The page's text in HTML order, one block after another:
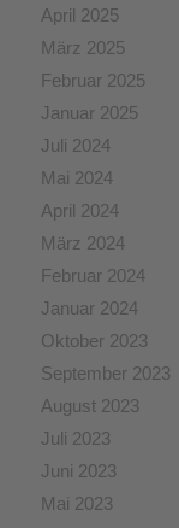
April 2025
März 2025
Februar 2025
Januar 2025
Juli 2024
Mai 2024
April 2024
März 2024
Februar 2024
Januar 2024
Oktober 2023
September 2023
August 2023
Juli 2023
Juni 2023
Mai 2023